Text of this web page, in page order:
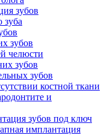
зубов
зуба
зубов
челюсти
зубов
зубов
костной ткани
и
зубов под ключ
имплантация